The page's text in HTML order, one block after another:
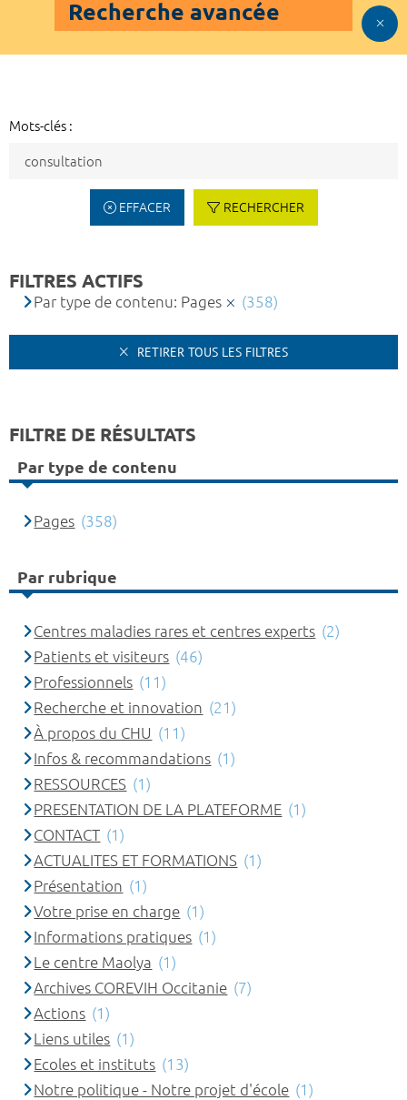
Recherche avancée
Mots-clés :
EFFACER RECHERCHER
FILTRES ACTIFS
Par type de contenu: Pages (358)
RETIRER TOUS LES FILTRES
FILTRE DE RÉSULTATS
Par type de contenu
Pages (358)
Par rubrique
Centres maladies rares et centres experts (2)
Patients et visiteurs (46)
Professionnels (11)
Recherche et innovation (21)
À propos du CHU (11)
Infos & recommandations (1)
RESSOURCES (1)
PRESENTATION DE LA PLATEFORME (1)
CONTACT (1)
ACTUALITES ET FORMATIONS (1)
Présentation (1)
Votre prise en charge (1)
Informations pratiques (1)
Le centre Maolya (1)
Archives COREVIH Occitanie (7)
Actions (1)
Liens utiles (1)
Ecoles et instituts (13)
Notre politique - Notre projet d'école (1)